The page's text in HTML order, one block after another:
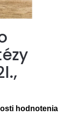
hodnotenia